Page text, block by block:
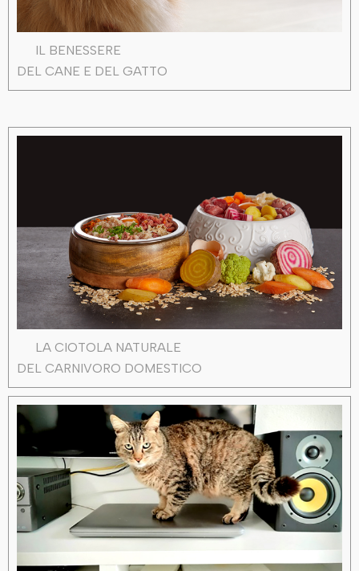
IL BENESSERE
DEL CANE E DEL GATTO
LA CIOTOLA NATURALE
DEL CARNIVORO DOMESTICO